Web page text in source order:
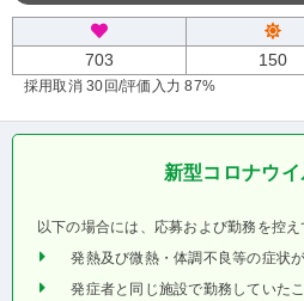
703 150
採用取消 30回/評価入力 87%
新型コロナウ
以下の場合には、応募および勤務を控
発熱及び微熱・体調不良等の症状
発症者と同じ施設で勤務していた